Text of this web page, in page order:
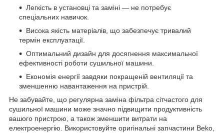
Легкість в установці та заміні — не потребує
спеціальних навичок.
Висока якість матеріалів, що забезпечує тривалий
термін експлуатації.
Оптимальний дизайн для досягнення максимальної
ефективності роботи сушильної машини.
Економія енергії завдяки покращеній вентиляції та
зменшенню навантаження на пристрій.
Не забувайте, що регулярна заміна фільтра сітчастого для
сушильної машини може значно підвищити продуктивність
вашого пристрою, а також зменшити витрати на
електроенергію. Використовуйте оригінальні запчастини Beko,